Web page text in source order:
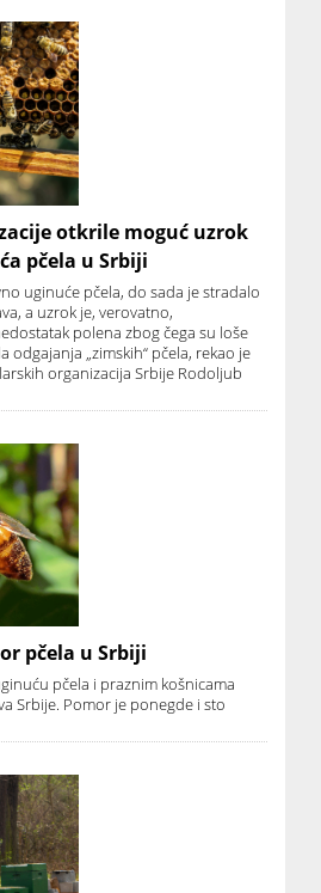
otkrile moguć uzrok
pčela u Srbiji
uginuće pčela, do sada je stradalo
a uzrok je, verovatno,
polena zbog čega su loše
„zimskih“ pčela, rekao je
organizacija Srbije Rodoljub
pčela u Srbiji
pčela i praznim košnicama
Srbije. Pomor je ponegde i sto